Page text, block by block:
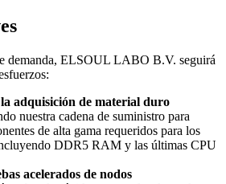
demanda, ELSOUL LABO B.V. seguirá
adquisición de material duro
nuestra cadena de suministro para
de alta gama requeridos para los
DDR5 RAM y las últimas CPU
acelerados de nodos